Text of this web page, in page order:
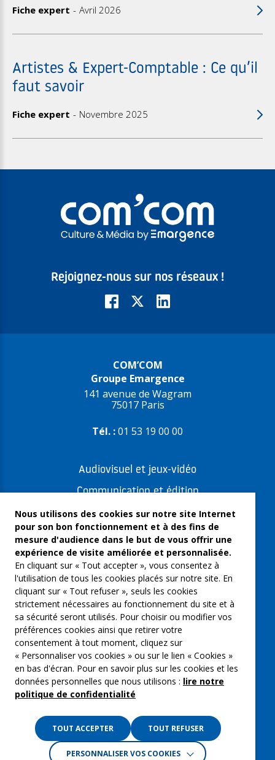
Fiche expert Avril 2026
Artistes & Expert-Comptable : Ce qu’il
faut savoir
Fiche expert Novembre 2025
Rejoignez-nous sur nos réseaux !
COM’COM
Groupe Emargence
141 avenue de Wagram
75017 Paris
Tél. :01 53 19 00 00
Audiovisuel et jeux-vidéo
Communication et édition
Freelances et artistes-auteurs
Musique et spectacles
Qui sommes-nous ?
Groupe Emargence
C’moi le chef
Actualités
Contactez nous
Mentions légales
Gestion des cookies
Crédits :La Jungle
Nous utilisons des cookies sur notre site Internet
pour son bon fonctionnement et à des fins de
mesure d'audience dans le but de vous offrir une
expérience de visite améliorée et personnalisée.
En cliquant sur « Tout accepter », vous consentez à
l'utilisation de tous les cookies placés sur notre site. En
cliquant sur « Tout refuser », seuls les cookies
strictement nécessaires au fonctionnement du site et à
sa sécurité seront utilisés. Pour choisir ou modifier vos
préférences cookies ainsi que retirer votre
consentement à tout moment, cliquez sur
« Personnaliser vos cookies » ou sur le lien « Cookies »
en bas d'écran. Pour en savoir plus sur les cookies et les
données personnelles que nous utilisons : lire notre
politique de confidentialité
TOUT ACCEPTER TOUT REFUSER
PERSONNALISER VOS COOKIES